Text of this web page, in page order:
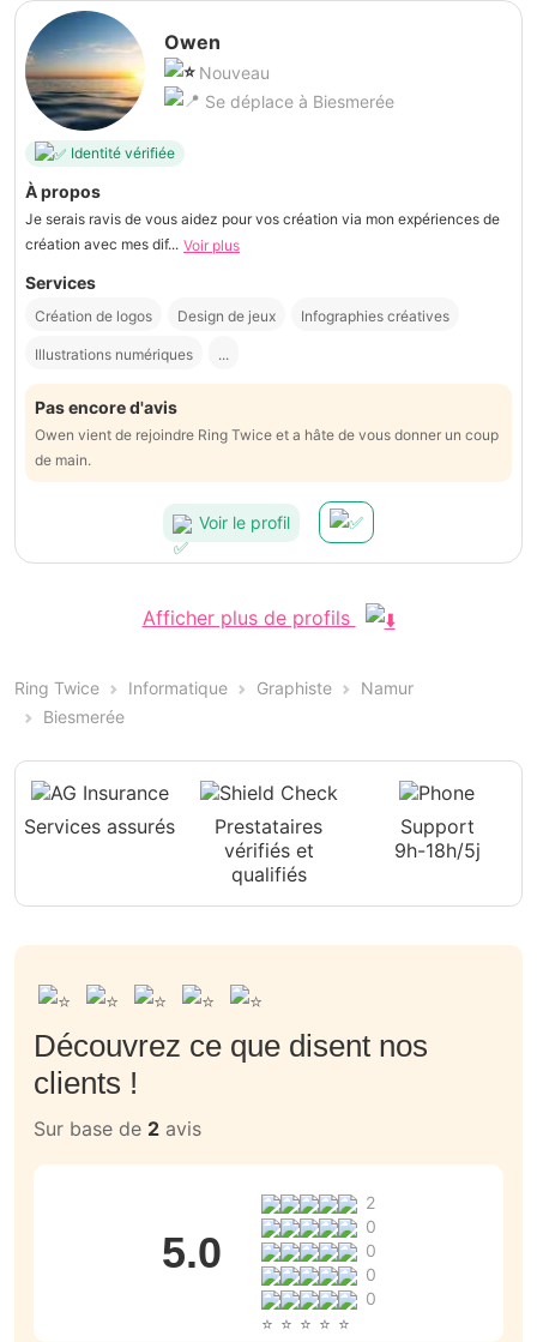
Owen
Nouveau
Se déplace à Biesmerée
Identité vérifiée
À propos
Je serais ravis de vous aidez pour vos création via mon expériences de
création avec mes dif... Voir plus
Services
Création de logos Design de jeux Infographies créatives
Illustrations numériques ...
Pas encore d'avis
Owen vient de rejoindre Ring Twice et a hâte de vous donner un coup
de main.
Voir le profil
Afficher plus de profils
Ring Twice Informatique Graphiste
Namur
Biesmerée
Services assurés
Prestataires
vérifiés et
qualifiés
Support
9h-18h/5j
Découvrez ce que disent nos
clients !
Sur base de 2 avis
5.0
2
0
0
0
0